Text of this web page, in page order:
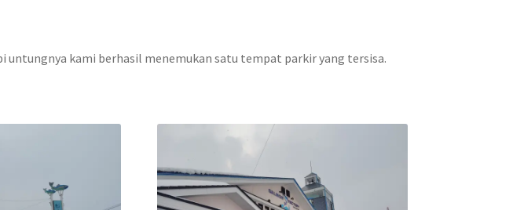
kami berhasil menemukan satu tempat parkir yang tersisa.